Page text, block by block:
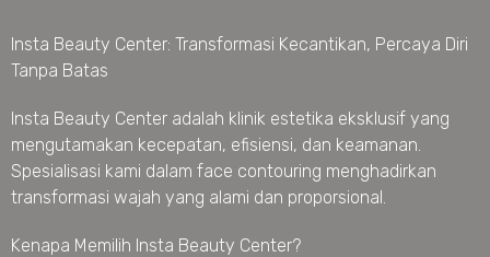
Insta Beauty Center: Transformasi Kecantikan, Percaya Diri
Tanpa Batas
Insta Beauty Center adalah klinik estetika eksklusif yang
mengutamakan kecepatan, efisiensi, dan keamanan.
Spesialisasi kami dalam face contouring menghadirkan
transformasi wajah yang alami dan proporsional.
Kenapa Memilih Insta Beauty Center?